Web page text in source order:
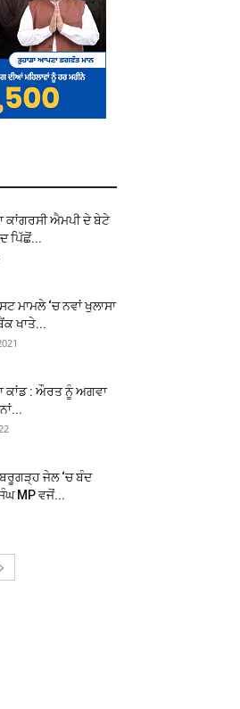
ਕਾਂਗਰਸੀ ਐਮਪੀ ਦੇ ਬੇਟੇ
ਪਿੱਛੋਂ...
ਮਾਮਲੇ ‘ਚ ਨਵਾਂ ਖੁਲਾਸਾ
ਖਾਤੇ...
ਕਾਂਡ : ਔਰਤ ਨੂੰ ਅਗਵਾ
ਜੇਲ ‘ਚ ਬੰਦ
MP ਵਜੋਂ...